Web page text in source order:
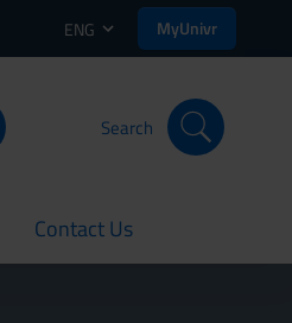
ENG MyUnivr
Search
Contact Us
current